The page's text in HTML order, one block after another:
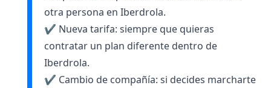
otra persona en Iberdrola.
✔️ Nueva tarifa: siempre que quieras
contratar un plan diferente dentro de
Iberdrola.
✔️ Cambio de compañía: si decides marcharte